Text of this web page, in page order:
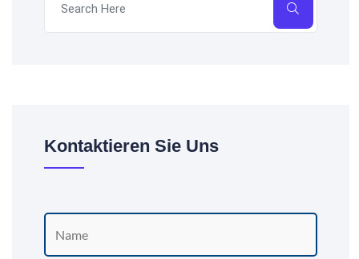
Kontaktieren Sie Uns